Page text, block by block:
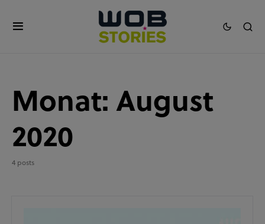
Monat: August
2020
4 posts